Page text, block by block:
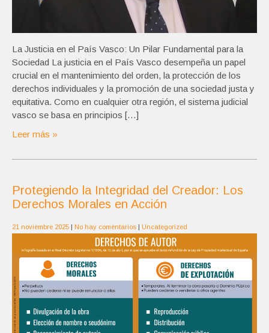
La Justicia en el País Vasco: Un Pilar Fundamental para la
Sociedad La justicia en el País Vasco desempeña un papel
crucial en el mantenimiento del orden, la protección de los
derechos individuales y la promoción de una sociedad justa y
equitativa. Como en cualquier otra región, el sistema judicial
vasco se basa en principios […]
Leer más »
Protegiendo la Integridad del Creador: Los
Derechos Morales en Acción
21 noviembre 2025 | No hay comentarios | Uncategorized